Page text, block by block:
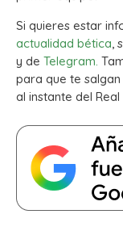
Si quieres estar
actualidad bética,
y de Telegram.
para que te
al instante del Real